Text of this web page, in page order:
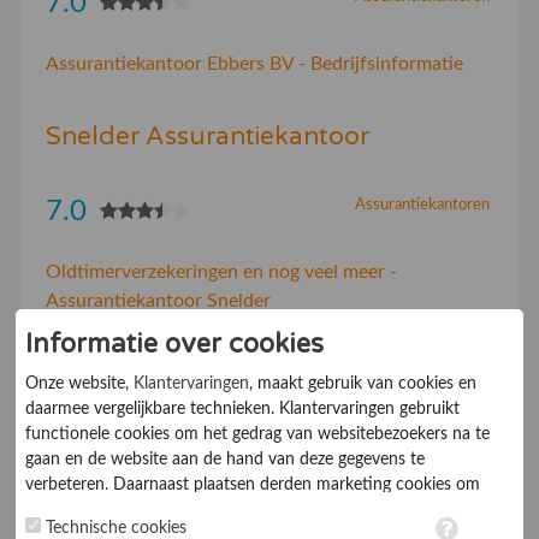
Assurantiekantoor Ebbers BV - Bedrijfsinformatie
Snelder Assurantiekantoor
Assurantiekantoren
7.0
Oldtimerverzekeringen en nog veel meer -
Assurantiekantoor Snelder
Huijgevoort en Vaes
Assurantiekantoor Van
Assurantiekantoren
7.0
-
Informatie over cookies
Onze website, Klantervaringen, maakt gebruik van cookies en
daarmee vergelijkbare technieken. Klantervaringen gebruikt
functionele cookies om het gedrag van websitebezoekers na te
gaan en de website aan de hand van deze gegevens te
verbeteren. Daarnaast plaatsen derden marketing cookies om
marketing cookies worden persoonsgegevens verwerkt. Je geeft
Technische cookies